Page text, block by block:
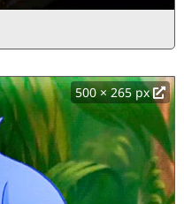
500 × 265 px